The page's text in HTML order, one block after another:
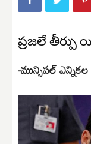
ప్రజలే
-మున్సిపల్